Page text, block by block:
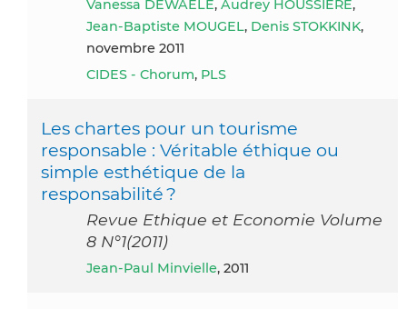
Vanessa DEWAELE, Audrey HOUSSIERE,
Jean-Baptiste MOUGEL, Denis STOKKINK,
novembre 2011
CIDES - Chorum, PLS
Les chartes pour un tourisme
responsable : Véritable éthique ou
simple esthétique de la
responsabilité ?
Revue Ethique et Economie Volume
8 N°1(2011)
Jean-Paul Minvielle, 2011